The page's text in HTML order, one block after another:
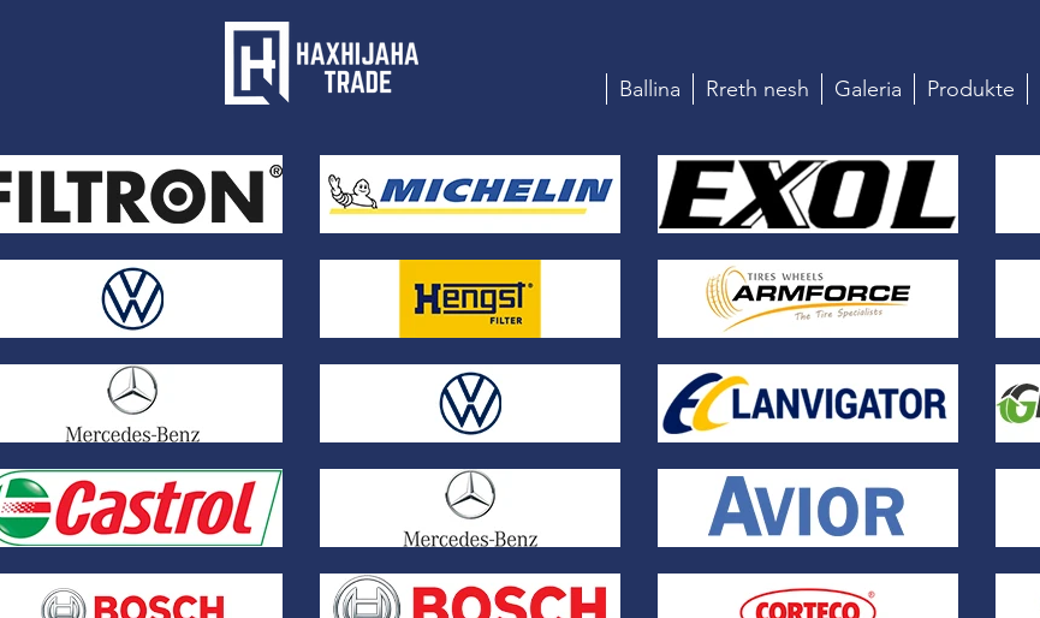
Ballina Rreth nesh Galeria Produkte